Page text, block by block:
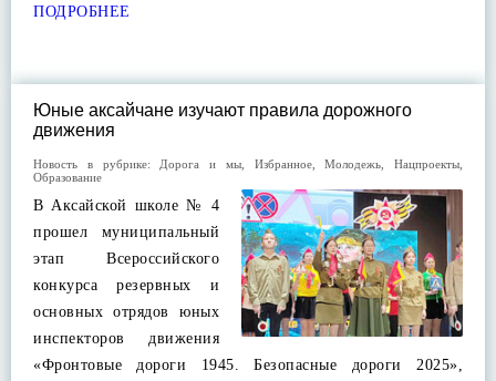
ПОДРОБНЕЕ
Юные аксайчане изучают правила дорожного
движения
Новость в рубрике: Дорога и мы, Избранное,Молодежь Нацпроекты
Образование
В Аксайской школе № 4
прошел муниципальный
этап Всероссийского
конкурса резервных и
основных отрядов юных
инспекторов движения
«Фронтовые дороги 1945. Безопасные дороги 2025»,